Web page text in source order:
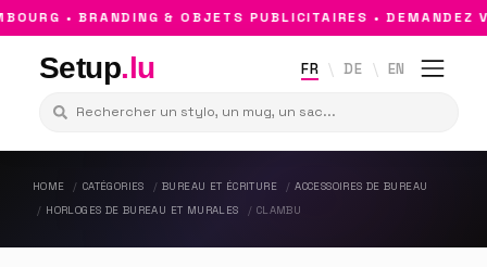
• BRANDING & OBJETS PUBLICITAIRES • DEMANDEZ
Setup.lu FR DE EN
HOME CATÉGORIES BUREAU ET ÉCRITURE
ACCESSOIRES DE BUREAU
HORLOGES DE BUREAU ET MURALES
CLAMBU